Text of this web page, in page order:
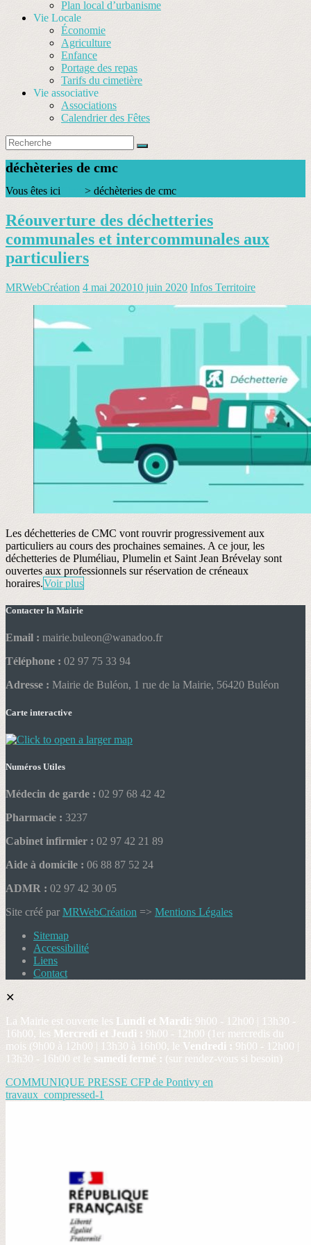
Plan local d’urbanisme
Vie Locale
Économie
Agriculture
Enfance
Portage des repas
Tarifs du cimetière
Vie associative
Associations
Calendrier des Fêtes
déchèteries de cmc
Vous êtes ici > déchèteries de cmc
Réouverture des déchetteries
communales et intercommunales aux
particuliers
MRWebCréation 4 mai 202010 juin 2020 Infos Territoire
Les déchetteries de CMC vont rouvrir progressivement aux
particuliers au cours des prochaines semaines. A ce jour, les
déchetteries de Pluméliau, Plumelin et Saint Jean Brévelay sont
ouvertes aux professionnels sur réservation de créneaux
horaires.Voir plus
Contacter la Mairie
Email : mairie.buleon@wanadoo.fr
Téléphone : 02 97 75 33 94
Adresse : Mairie de Buléon, 1 rue de la Mairie, 56420 Buléon
Carte interactive
Numéros Utiles
Médecin de garde : 02 97 68 42 42
Pharmacie : 3237
Cabinet infirmier : 02 97 42 21 89
Aide à domicile : 06 88 87 52 24
ADMR : 02 97 42 30 05
Site créé par MRWebCréation => Mentions Légales
Sitemap
Accessibilité
Liens
Contact
✕
La Mairie est ouverte les Lundi et Mardi: 9h00 - 12h00 | 13h30 -
16h00, les Mercredi et Jeudi : 9h00 - 12h00 (1er mercredis du
mois (9h00 à 12h00 | 13h30 à 16h00, le Vendredi : 9h00 - 12h00 |
13h30 - 16h00 et le samedi fermé : (sur rendez-vous si besoin)
COMMUNIQUE PRESSE CFP de Pontivy en
travaux_compressed-1